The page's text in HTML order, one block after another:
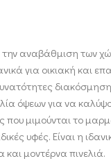
την αναβάθμιση των
για οικιακή και
όψεων για να
που μιμούνται το
υφές. Είναι η
και μοντέρνα πινελιά.